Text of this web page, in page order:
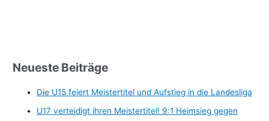
Neueste Beiträge
Die U15 feiert Meistertitel und Aufstieg in die Landesliga
U17 verteidigt ihren Meistertitel! 9:1 Heimsieg gegen